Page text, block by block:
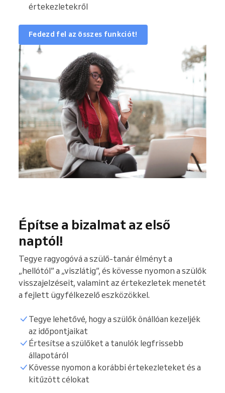
értekezletekről
Fedezd fel az összes funkciót!
Építse a bizalmat az első
naptól!
Tegye ragyogóvá a szülő-tanár élményt a
„hellótól” a „viszlátig”, és kövesse nyomon a szülők
visszajelzéseit, valamint az értekezletek menetét
a fejlett ügyfélkezelő eszközökkel.
Tegye lehetővé, hogy a szülők önállóan kezeljék
az időpontjaikat
Értesítse a szülőket a tanulók legfrissebb
állapotáról
Kövesse nyomon a korábbi értekezleteket és a
kitűzött célokat